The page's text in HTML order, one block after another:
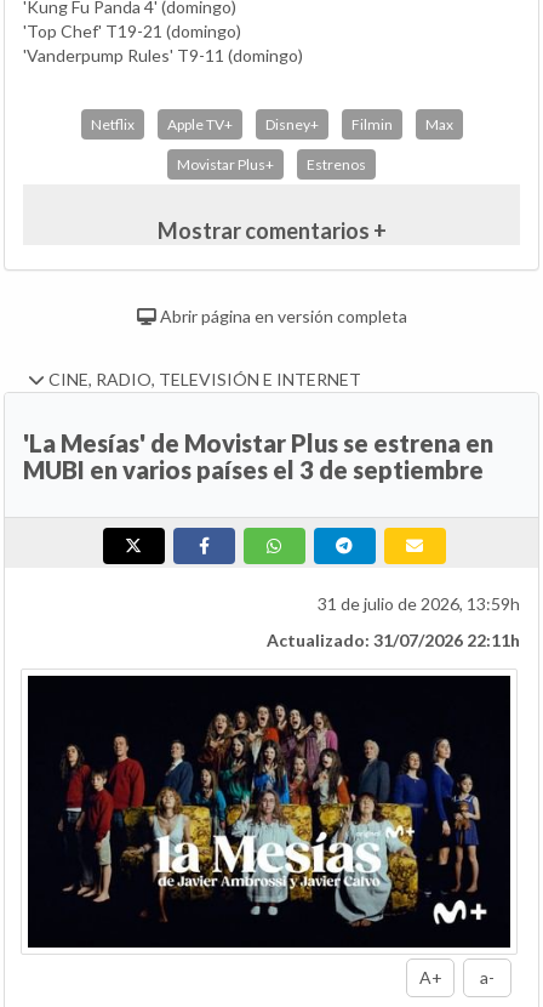
'Kung Fu Panda 4' (domingo)
'Top Chef' T19-21 (domingo)
'Vanderpump Rules' T9-11 (domingo)
Netflix Apple TV+ Disney+ Filmin Max
Movistar Plus+ Estrenos
Mostrar comentarios +
Abrir página en versión completa
CINE, RADIO, TELEVISIÓN E INTERNET
'La Mesías' de Movistar Plus se estrena en
MUBI en varios países el 3 de septiembre
31 de julio de 2026, 13:59h
Actualizado: 31/07/2026 22:11h
A+ a-